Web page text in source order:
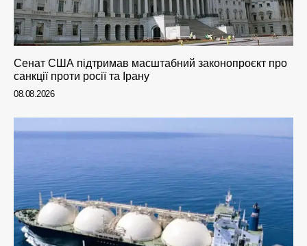
Сенат США підтримав масштабний законопроєкт про
санкції проти росії та Ірану
08.08.2026